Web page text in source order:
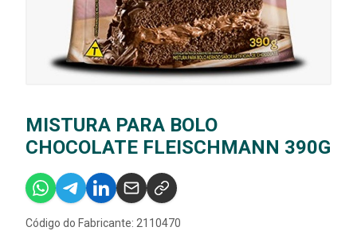
MISTURA PARA BOLO
CHOCOLATE FLEISCHMANN 390G
Código do Fabricante: 2110470